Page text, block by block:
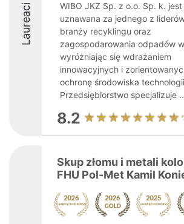
Laureaci
WIBO JKZ Sp. z o.o. Sp. k. jest
uznawana za jednego z
branży recyklingu oraz
zagospodarowania odpadów
wyróżniając się wdrażaniem
innowacyjnych i
ochronę środowiska
Przedsiębiorstwo specjalizuje
8.2
Skup złomu i metali
FHU Pol-Met Kamil